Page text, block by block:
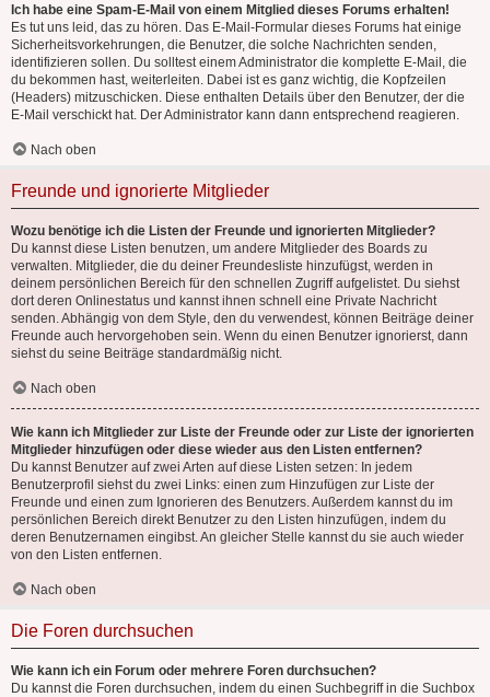
Ich habe eine Spam-E-Mail von einem Mitglied dieses Forums erhalten!
Es tut uns leid, das zu hören. Das E-Mail-Formular dieses Forums hat einige
Sicherheitsvorkehrungen, die Benutzer, die solche Nachrichten senden,
identifizieren sollen. Du solltest einem Administrator die komplette E-Mail, die
du bekommen hast, weiterleiten. Dabei ist es ganz wichtig, die Kopfzeilen
(Headers) mitzuschicken. Diese enthalten Details über den Benutzer, der die
E-Mail verschickt hat. Der Administrator kann dann entsprechend reagieren.
Nach oben
Freunde und ignorierte Mitglieder
Wozu benötige ich die Listen der Freunde und ignorierten Mitglieder?
Du kannst diese Listen benutzen, um andere Mitglieder des Boards zu
verwalten. Mitglieder, die du deiner Freundesliste hinzufügst, werden in
deinem persönlichen Bereich für den schnellen Zugriff aufgelistet. Du siehst
dort deren Onlinestatus und kannst ihnen schnell eine Private Nachricht
senden. Abhängig von dem Style, den du verwendest, können Beiträge deiner
Freunde auch hervorgehoben sein. Wenn du einen Benutzer ignorierst, dann
siehst du seine Beiträge standardmäßig nicht.
Nach oben
Wie kann ich Mitglieder zur Liste der Freunde oder zur Liste der ignorierten
Mitglieder hinzufügen oder diese wieder aus den Listen entfernen?
Du kannst Benutzer auf zwei Arten auf diese Listen setzen: In jedem
Benutzerprofil siehst du zwei Links: einen zum Hinzufügen zur Liste der
Freunde und einen zum Ignorieren des Benutzers. Außerdem kannst du im
persönlichen Bereich direkt Benutzer zu den Listen hinzufügen, indem du
deren Benutzernamen eingibst. An gleicher Stelle kannst du sie auch wieder
von den Listen entfernen.
Nach oben
Die Foren durchsuchen
Wie kann ich ein Forum oder mehrere Foren durchsuchen?
Du kannst die Foren durchsuchen, indem du einen Suchbegriff in die Suchbox